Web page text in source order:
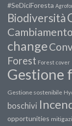
#SeDiciForesta
Biodiversità
change
Forest Forest cover
Gestione
Gestione sostenibile
boschivi
opportunities